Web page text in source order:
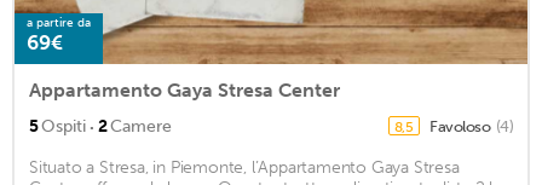
a partire da
69€
Appartamento Gaya Stresa Center
5Ospiti · 2Camere 8,5 Favoloso (4)
Situato a Stresa, in Piemonte, l’Appartamento Gaya Stresa